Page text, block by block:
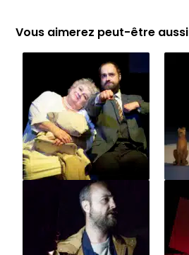
Vous aimerez peut-être aussi